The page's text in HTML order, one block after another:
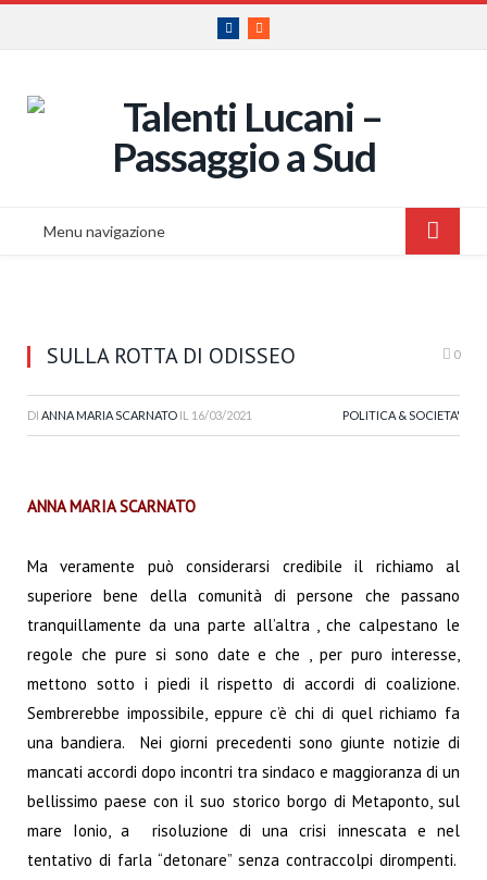
Facebook
RSS
Menu navigazione
SULLA ROTTA DI ODISSEO 0
DI ANNA MARIA SCARNATO IL 16/03/2021 POLITICA & SOCIETA'
ANNA MARIA SCARNATO
Ma veramente può considerarsi credibile il richiamo al
superiore bene della comunità di persone che passano
tranquillamente da una parte all’altra , che calpestano le
regole che pure si sono date e che , per puro interesse,
mettono sotto i piedi il rispetto di accordi di coalizione.
Sembrerebbe impossibile, eppure c’è chi di quel richiamo fa
una bandiera. Nei giorni precedenti sono giunte notizie di
mancati accordi dopo incontri tra sindaco e maggioranza di un
bellissimo paese con il suo storico borgo di Metaponto, sul
mare Ionio, a risoluzione di una crisi innescata e nel
tentativo di farla “detonare” senza contraccolpi dirompenti.